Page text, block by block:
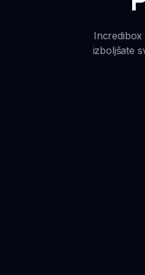
Incredibox
izboljšate